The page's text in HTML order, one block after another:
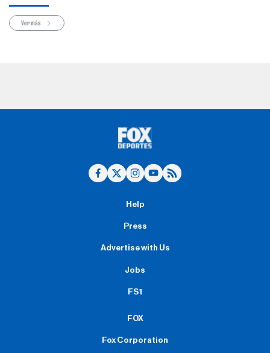
Ver más
Help
Press
Advertise with Us
Jobs
FS1
FOX
Fox Corporation